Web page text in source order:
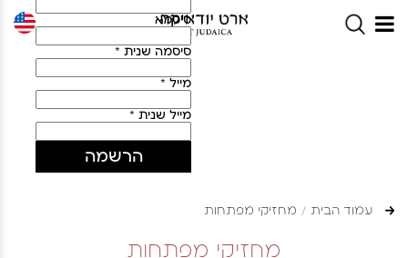
סיסמא
סיסמה שנית *
מייל *
מייל שנית *
הרשמה
עמוד הבית מחזיקי מפתחות
מחזיקי מפתחות